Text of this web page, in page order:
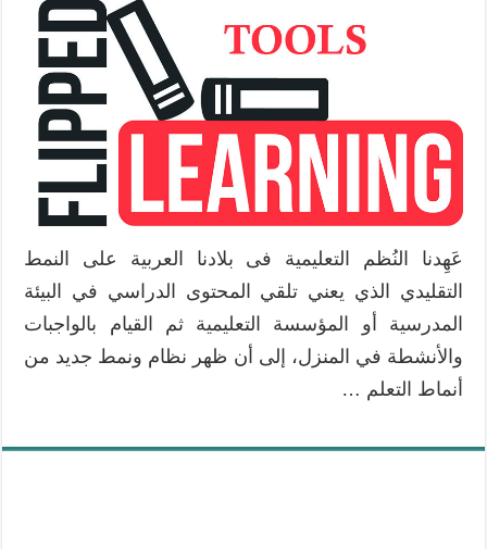
عَهِدنا النُظم التعليمية فى بلادنا العربية على النمط
التقليدي الذي يعني تلقي المحتوى الدراسي في البيئة
المدرسية أو المؤسسة التعليمية ثم القيام بالواجبات
والأنشطة في المنزل، إلى أن ظهر نظام ونمط جديد من
أنماط التعلم …